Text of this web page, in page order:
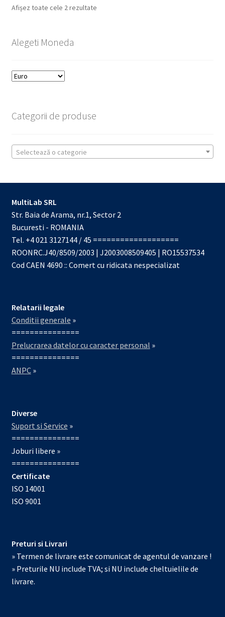
Afișez toate cele 2 rezultate
Alegeti Moneda
Categorii de produse
Selectează o categorie
MultiLab SRL
Str. Baia de Arama, nr.1, Sector 2
Bucuresti - ROMANIA
Tel. +4 021 3127144 / 45 ===================
ROONRC.J40/8509/2003 | J2003008509405 | RO15537534
Cod CAEN 4690 :: Comert cu ridicata nespecializat
Relatarii legale
Conditii generale »
===============
Prelucrarea datelor cu caracter personal »
===============
ANPC»
Diverse
Suport si Service »
===============
Joburi libere »
===============
Certificate
ISO 14001
ISO 9001
Preturi si Livrari
» Termen de livrare este comunicat de agentul de vanzare !
» Preturile NU include TVA; si NU include cheltuielile de
livrare.